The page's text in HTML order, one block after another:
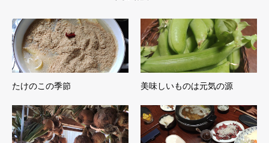
たけのこの季節 美味しいものは元気の源